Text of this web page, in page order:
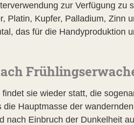
zur Verfügung zu
Platin, Kupfer, Palladium, Zinn
das für die Handyproduktion
sie wieder statt, die
Hauptmasse der
nach Einbruch der Dunkelheit